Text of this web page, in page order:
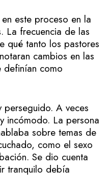
este proceso en la
La frecuencia de las
qué tanto los pastores
cambios en las
definían como
perseguido. A veces
incómodo. La persona
sobre temas de
como el sexo
Se dio cuenta
tranquilo debía